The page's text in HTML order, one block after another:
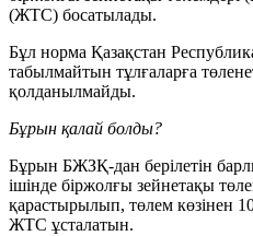
(ЖТС) босатылады.
Бұл норма Қазақстан
табылмайтын тұлғаларға
қолданылмайды.
Бұрын қалай болды?
Бұрын БЖЗҚ-дан берілетін
ішінде біржолғы зейнетақы
қарастырылып, төлем көзінен
ЖТС ұсталатын.